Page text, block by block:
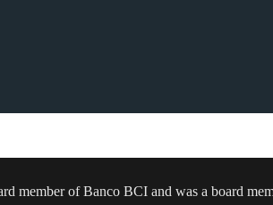
member of Banco BCI and was a board